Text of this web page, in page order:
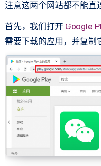
注意这两个网站都不能直
首先，我们打开 Google
需要下载的应用，并复制